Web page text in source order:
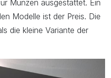
Münzen ausgestattet. Ein
Modelle ist der Preis. Die
die kleine Variante der